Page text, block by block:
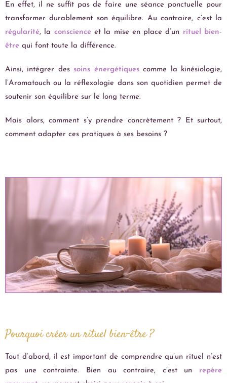
En effet, il ne suffit pas de faire une séance ponctuelle pour
transformer durablement son équilibre. Au contraire, c’est la
régularité, la conscienceet la mise en place d’un rituel bien-
être qui font toute la différence.
Ainsi, intégrer des soins énergétiquescomme la kinésiologie,
l’Aromatouch ou la réflexologie dans son quotidien permet de
soutenir son équilibre sur le long terme.
Mais alors, comment s’y prendre concrètement ? Et surtout,
comment adapter ces pratiques à ses besoins ?
Pourquoi créer un rituel bien-être ?
Tout d’abord, il est important de comprendre qu’un rituel n’est
pas une contrainte. Bien au contraire, c’est un repère